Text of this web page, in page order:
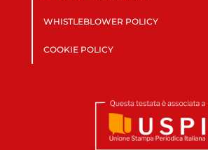
WHISTLEBLOWER POLICY
COOKIE POLICY